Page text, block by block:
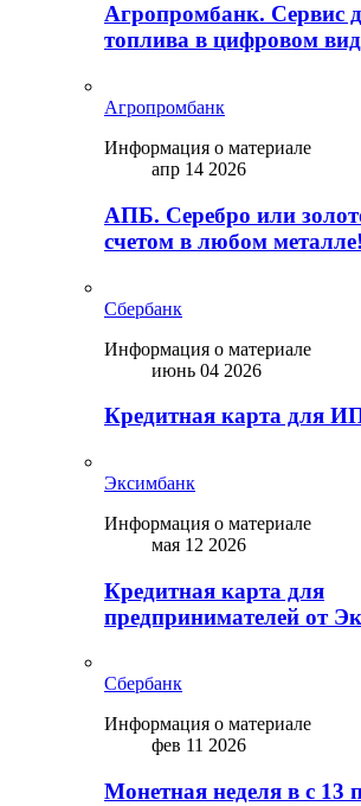
Агропромбанк. Сервис
топлива в цифровом
Агропромбанк
Информация о материале
апр 14 2026
АПБ. Серебро или
счетом в любом металле!
Сбербанк
Информация о материале
июнь 04 2026
Кредитная карта для
Эксимбанк
Информация о материале
мая 12 2026
Кредитная карта для
предпринимателей от
Сбербанк
Информация о материале
фев 11 2026
Монетная неделя в с 13